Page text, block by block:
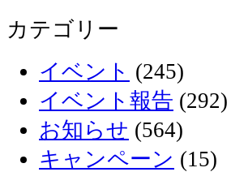
カテゴリー
イベント (245)
イベント報告 (292)
お知らせ (564)
キャンペーン (15)